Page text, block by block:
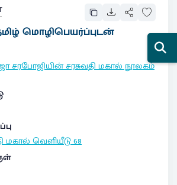
மொழிபெயர்ப்புடன்
சரபோஜியின் சரசுவதி மகால் நூலகம்
மகால் வெளியீடு68